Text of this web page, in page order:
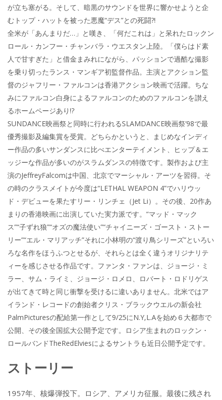
が立ち塞がる。そして、暗黒のサウンドを世界に響かせようと企
むトップ・ハットを被った悪魔“デス”との死闘?!
全米が「あんまりだ…」と嘆き、「何だこれは」と呆れたロックン
ロール・カンフー・チャンバラ・ウエスタン上陸。「僕らはド素
人で甘すぎた」と借金まみれにながら、パッションで過酷な撮影
を乗り切ったランス・マンギア初監督作品。主演とアクション監
督のジャフリー・ファルコンは香港アクション映画で活躍。ちな
みにファルコン白身によるファルコンのためのファルコンを讃え
るホームページあり!?
SUNDANCE映画祭と同時に行われるSLAMDANCE映画祭’98で最
優秀撮影及編集賞を受賞。どちらかというと、まじめなインディ
ー作品の多いサンダンスに比べエンターテイメント、ヒップ＆エ
ッジーな作品が多いのがスラムダンスの特徴です。製作および主
演のJeffreyFalcomは中国、北京でマーシャル・アーツを習得。そ
の時のクラスメイトが今度は“LETHAL WEAPON 4”でハリウッ
ド・デビューを果たすリー・リンチェ（Jet Li）。その後、20作あ
まりの香港映画に出演していた実力派です。“マッド・マック
ス”“子ずれ狼”“オズの魔法使い”“チャイニーズ・ゴースト・ストー
リー”“エル・マリアッチ”それに小林明の“渡り鳥シリーズ”といろい
ろな名作をほうふつとせるが、それらとは全く違うオリジナリテ
ィーを感じさせる作品です。ファンタ・ファンは、ジョージ・ミ
ラー、サム・ライミ、ジョージ・ロメロ、ロバート・ロドリゲス
が出てきて時と同じ衝撃を受けるに違いありません。北米ではア
イランド・レコードの創始者クリス・ブラックウエルの新会社
PalmPicturesの配給第一作として9/25にN.Y,L.Aを始め６大都市で
公開、その後全国拡大公開予定です。ロシア生まれのロックン・
ロールバンドTheRedElviesによるサントラも近日公開予定です。
ストーリー
1957年、核爆弾投下。ロシア、アメリカ征服。最後に残され